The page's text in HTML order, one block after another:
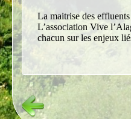
La maitrise des
L’association Vive
chacun sur les enjeux